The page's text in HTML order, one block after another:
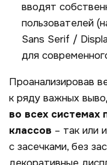
вводят
пользователей
Sans Serif /
для
Проанализировав
к ряду важных
во всех системах
классов – так или
с засечками, без